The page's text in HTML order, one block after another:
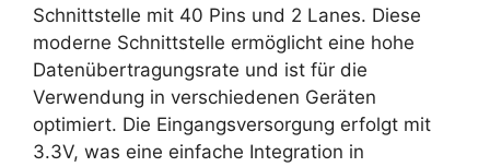
Schnittstelle mit 40 Pins und 2 Lanes. Diese
moderne Schnittstelle ermöglicht eine hohe
Datenübertragungsrate und ist für die
Verwendung in verschiedenen Geräten
optimiert. Die Eingangsversorgung erfolgt mit
3.3V, was eine einfache Integration in